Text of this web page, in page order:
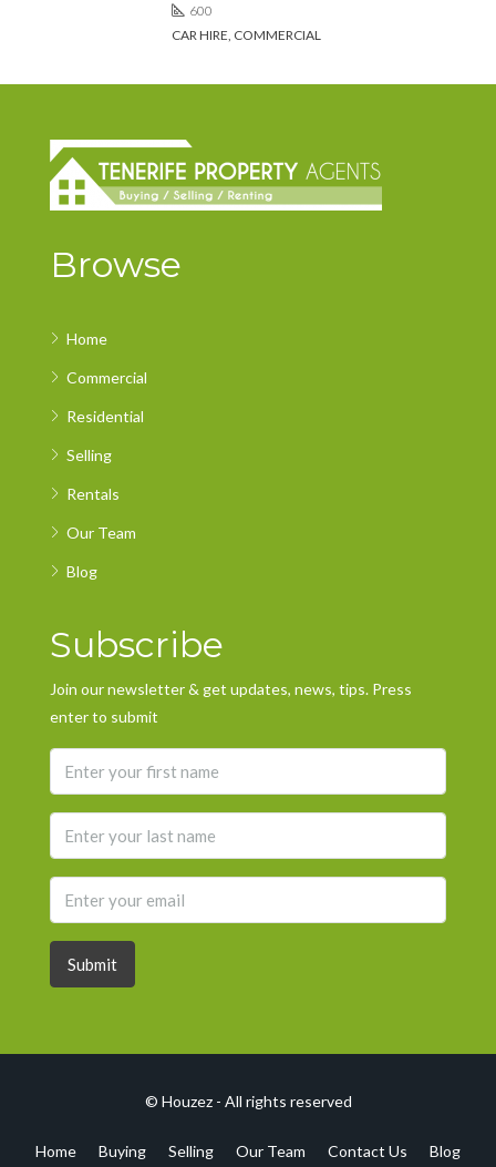
600
CAR HIRE, COMMERCIAL
Browse
Home
Commercial
Residential
Selling
Rentals
Our Team
Blog
Subscribe
Join our newsletter & get updates, news, tips. Press
enter to submit
Submit
© Houzez - All rights reserved
Home Buying Selling Our Team Contact Us Blog